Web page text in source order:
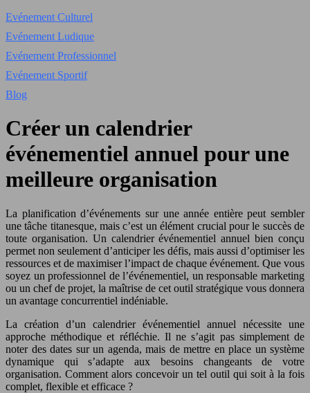
Evénement Culturel
Evénement Ludique
Evénement Professionnel
Evénement Sportif
Blog
Créer un calendrier
événementiel annuel pour une
meilleure organisation
La planification d’événements sur une année entière peut sembler
une tâche titanesque, mais c’est un élément crucial pour le succès de
toute organisation. Un calendrier événementiel annuel bien conçu
permet non seulement d’anticiper les défis, mais aussi d’optimiser les
ressources et de maximiser l’impact de chaque événement. Que vous
soyez un professionnel de l’événementiel, un responsable marketing
ou un chef de projet, la maîtrise de cet outil stratégique vous donnera
un avantage concurrentiel indéniable.
La création d’un calendrier événementiel annuel nécessite une
approche méthodique et réfléchie. Il ne s’agit pas simplement de
noter des dates sur un agenda, mais de mettre en place un système
dynamique qui s’adapte aux besoins changeants de votre
organisation. Comment alors concevoir un tel outil qui soit à la fois
complet, flexible et efficace ?